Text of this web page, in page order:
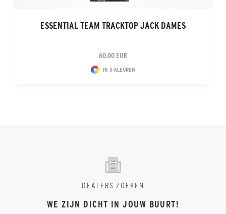
ESSENTIAL TEAM TRACKTOP JACK DAMES
60.00 EUR
IN 5 KLEUREN
DEALERS ZOEKEN
WE ZIJN DICHT IN JOUW BUURT!